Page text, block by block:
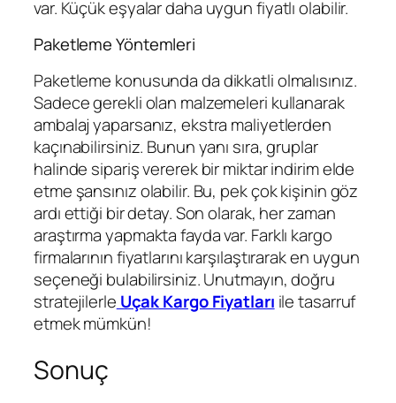
var. Küçük eşyalar daha uygun fiyatlı olabilir.
Paketleme Yöntemleri
Paketleme konusunda da dikkatli olmalısınız.
Sadece gerekli olan malzemeleri kullanarak
ambalaj yaparsanız, ekstra maliyetlerden
kaçınabilirsiniz. Bunun yanı sıra, gruplar
halinde sipariş vererek bir miktar indirim elde
etme şansınız olabilir. Bu, pek çok kişinin göz
ardı ettiği bir detay. Son olarak, her zaman
araştırma yapmakta fayda var. Farklı kargo
firmalarının fiyatlarını karşılaştırarak en uygun
seçeneği bulabilirsiniz. Unutmayın, doğru
stratejilerle Uçak Kargo Fiyatları ile tasarruf
etmek mümkün!
Sonuç